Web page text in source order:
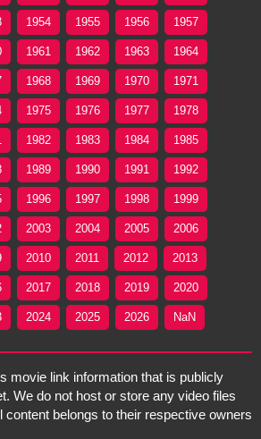
1954 1955 1956 1957
1961 1962 1963 1964
1968 1969 1970 1971
1975 1976 1977 1978
1982 1983 1984 1985
1989 1990 1991 1992
1996 1997 1998 1999
2003 2004 2005 2006
2010 2011 2012 2013
2017 2018 2019 2020
2024 2025 2026 NaN
movie link information that is publicly
We do not host or store any video files
content belongs to their respective owners